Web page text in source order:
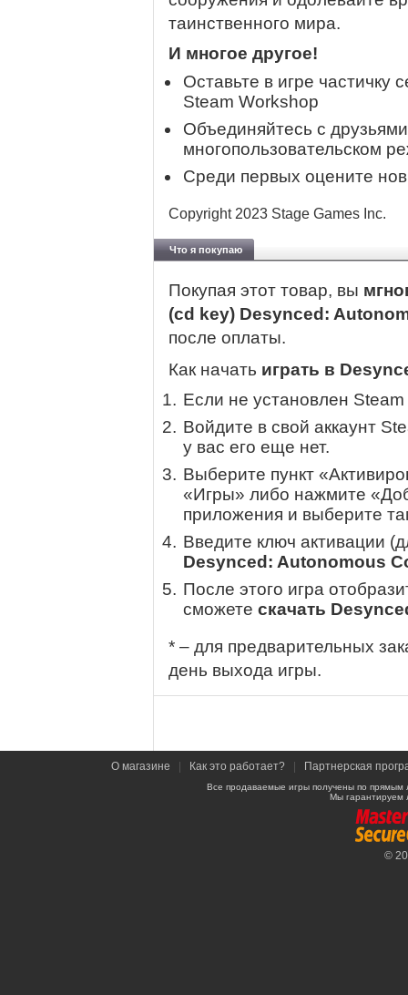
таинственного мира.
И многое другое!
Оставьте в игре частичку
Steam Workshop
Объединяйтесь с
многопользовательском
Среди первых оцените
Copyright 2023 Stage Games Inc.
Что я покупаю
Покупая этот товар, вы
(cd key) Desynced:
после оплаты.
Как начать играть в
Если не установлен
Войдите в свой аккаунт
у вас его еще нет.
Выберите пункт
«Игры» либо нажмите
приложения и выберите
Введите ключ активации
Desynced: Autonomous
После этого игра
сможете скачать
* – для предварительных
день выхода игры.
О магазине Как это работает? Партнерская
Все продаваемые игры получены по
Мы гарантируем
©